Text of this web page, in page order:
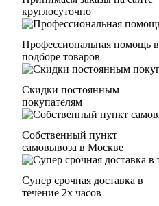
круглосуточно
Профессиональная помощь в
подборе товаров
Скидки постоянным
покупателям
Собственный пункт
самовывоза в Москве
Супер срочная доставка в
течение 2х часов